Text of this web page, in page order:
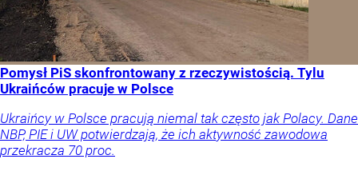
Pomysł PiS skonfrontowany z rzeczywistością. Tylu
Ukraińców pracuje w Polsce
Ukraińcy w Polsce pracują niemal tak często jak Polacy. Dane
NBP, PIE i UW potwierdzają, że ich aktywność zawodowa
przekracza 70 proc.